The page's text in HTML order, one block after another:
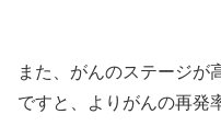
また、がんのステージが
ですと、よりがんの再発